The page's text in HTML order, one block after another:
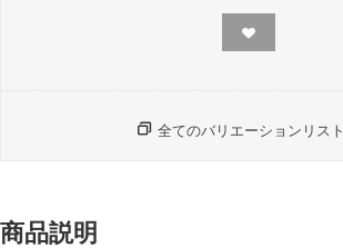
全てのバリエーションリスト
商品説明